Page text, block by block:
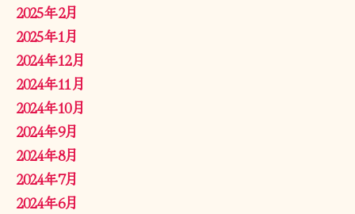
2025年2月
2025年1月
2024年12月
2024年11月
2024年10月
2024年9月
2024年8月
2024年7月
2024年6月